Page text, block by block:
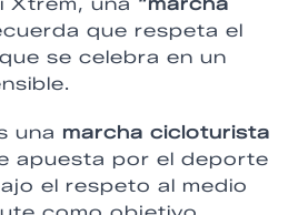
Xtrem, una “marcha
que respeta el
se celebra en un
una marcha cicloturista
apuesta por el deporte
el respeto al medio